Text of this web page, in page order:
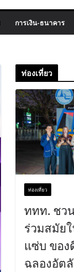
การเงิน-ธนาคาร
ท่องเที่ยว
ท่องเที่ยว
ททท. ชว
ร่วมสมัย
แซ่บ ของ
ฉลองอัต